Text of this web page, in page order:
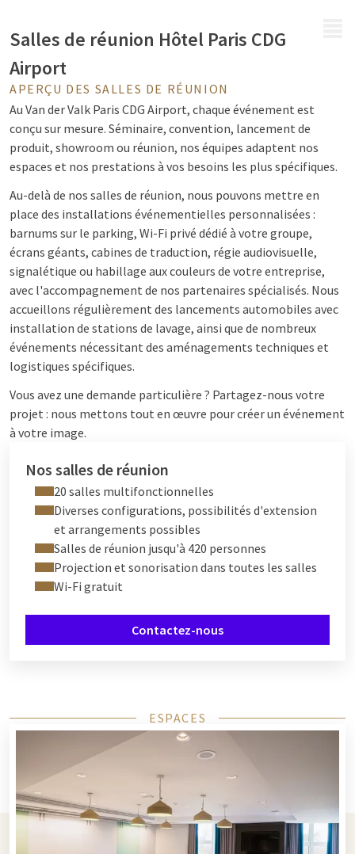
Salles de réunion Hôtel Paris CDG
Airport
APERÇU DES SALLES DE RÉUNION
Au Van der Valk Paris CDG Airport, chaque événement est
conçu sur mesure. Séminaire, convention, lancement de
produit, showroom ou réunion, nos équipes adaptent nos
espaces et nos prestations à vos besoins les plus spécifiques.
Au-delà de nos salles de réunion, nous pouvons mettre en
place des installations événementielles personnalisées :
barnums sur le parking, Wi-Fi privé dédié à votre groupe,
écrans géants, cabines de traduction, régie audiovisuelle,
signalétique ou habillage aux couleurs de votre entreprise,
avec l'accompagnement de nos partenaires spécialisés. Nous
accueillons régulièrement des lancements automobiles avec
installation de stations de lavage, ainsi que de nombreux
événements nécessitant des aménagements techniques et
logistiques spécifiques.
Vous avez une demande particulière ? Partagez-nous votre
projet : nous mettons tout en œuvre pour créer un événement
à votre image.
Nos salles de réunion
20 salles multifonctionnelles
Diverses configurations, possibilités d'extension
et arrangements possibles
Salles de réunion jusqu'à 420 personnes
Projection et sonorisation dans toutes les salles
Wi-Fi gratuit
Contactez-nous
ESPACES